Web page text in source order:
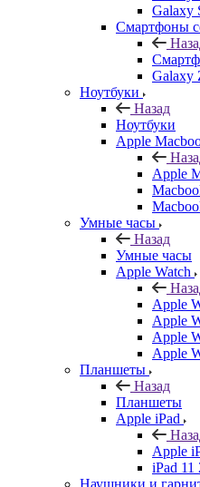
Galaxy
Смартфоны
Galaxy
Ноутбуки
Назад
Ноутбуки
Apple
Apple
Умные часы
Назад
Умные часы
Apple Watch
Apple
Apple
Apple
Apple
Планшеты
Назад
Планшеты
Apple iPad
Apple
iPad 11
Наушники и